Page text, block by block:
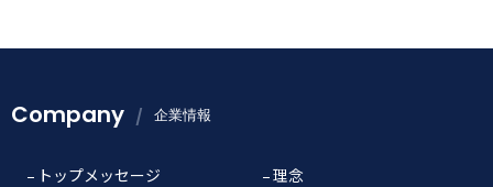
Company 企業情報
トップメッセージ
理念